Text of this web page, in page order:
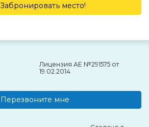
Забронировать место!
Лицензия АЕ №291575 от
19.02.2014
Перезвоните мне